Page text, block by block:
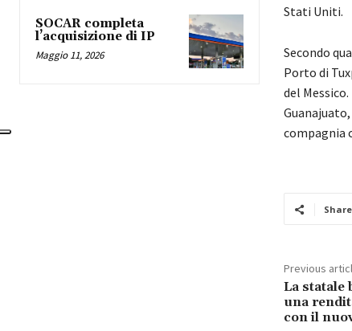
SOCAR completa
l’acquisizione di IP
Maggio 11, 2026
Stati Uniti.
Secondo
Porto di
del
compagnia
Share
Previous
La statale
una
con il